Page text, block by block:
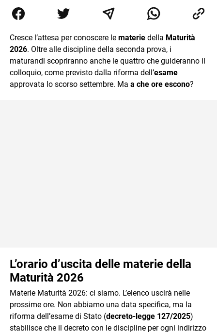
di trasformare la passione per la scrittura in un lavoro, e
da lì non mi sono più fermata. L’attualità è il mio pane
mente.
Cresce l’attesa per conoscere le materie della Maturità
2026. Oltre alle discipline della seconda prova, i
maturandi scopriranno anche le quattro che guideranno il
colloquio, come previsto dalla riforma dell’esame
approvata lo scorso settembre. Ma a che ore escono?
L’orario d’uscita delle materie della
Maturità 2026
Materie Maturità 2026: ci siamo. L’elenco uscirà nelle
prossime ore. Non abbiamo una data specifica, ma la
riforma dell’esame di Stato (decreto-legge 127/2025)
stabilisce che il decreto con le discipline per ogni indirizzo